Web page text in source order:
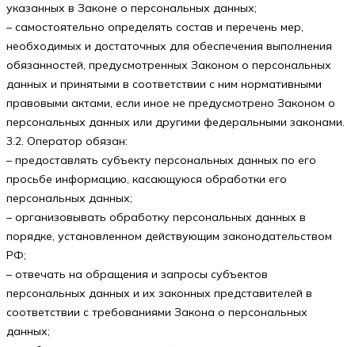
указанных в Законе о персональных данных;
– самостоятельно определять состав и перечень мер,
необходимых и достаточных для обеспечения выполнения
обязанностей, предусмотренных Законом о персональных
данных и принятыми в соответствии с ним нормативными
правовыми актами, если иное не предусмотрено Законом о
персональных данных или другими федеральными законами.
3.2. Оператор обязан:
– предоставлять субъекту персональных данных по его
просьбе информацию, касающуюся обработки его
персональных данных;
– организовывать обработку персональных данных в
порядке, установленном действующим законодательством
РФ;
– отвечать на обращения и запросы субъектов
персональных данных и их законных представителей в
соответствии с требованиями Закона о персональных
данных;